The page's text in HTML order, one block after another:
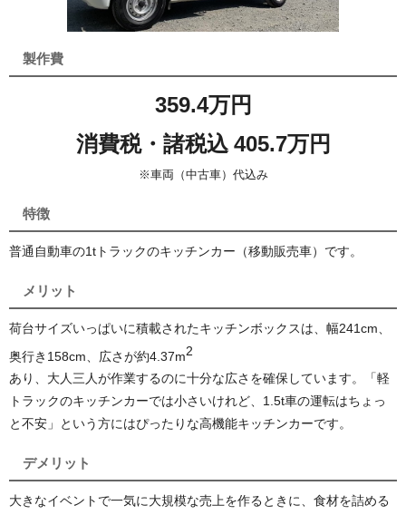
製作費
359.4万円
消費税・諸税込 405.7万円
※車両（中古車）代込み
特徴
普通自動車の1tトラックのキッチンカー（移動販売車）です。
メリット
荷台サイズいっぱいに積載されたキッチンボックスは、幅241cm、
奥行き158cm、広さが約4.37m2
あり、大人三人が作業するのに十分な広さを確保しています。「軽
トラックのキッチンカーでは小さいけれど、1.5t車の運転はちょっ
と不安」という方にはぴったりな高機能キッチンカーです。
デメリット
大きなイベントで一気に大規模な売上を作るときに、食材を詰める